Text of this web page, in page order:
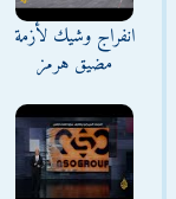
انفراج وشيك لأزمة
مضيق هرمز